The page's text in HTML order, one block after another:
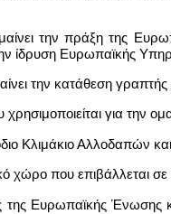
την πράξη της
ίδρυση Ευρωπαϊκής
την κατάθεση
για την
Κλιμάκιο Αλλοδαπών
χώρο που επιβάλλεται
της Ευρωπαϊκής